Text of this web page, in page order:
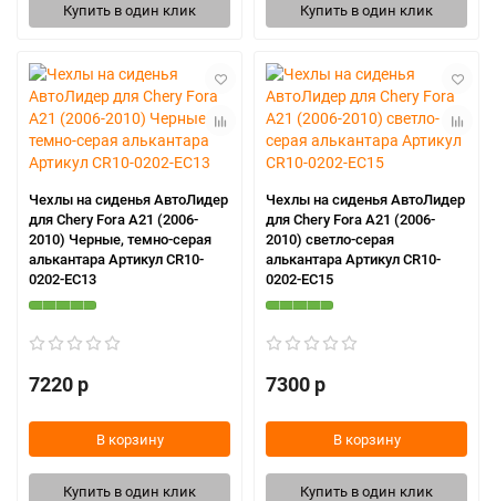
Купить в один клик Купить в один клик
Чехлы на сиденья АвтоЛидер
для Chery Fora A21 (2006-
2010) Черные, темно-серая
алькантара Артикул CR10-
0202-EC13
7220 р
В корзину
Купить в один клик
Чехлы на сиденья АвтоЛидер
для Chery Fora A21 (2006-
2010) светло-серая
алькантара Артикул CR10-
0202-EC15
7300 р
В корзину
Купить в один клик